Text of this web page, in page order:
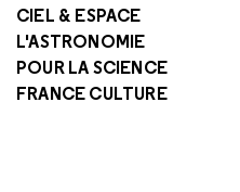
CIEL & ESPACE
L'ASTRONOMIE
POUR LA SCIENCE
FRANCE CULTURE